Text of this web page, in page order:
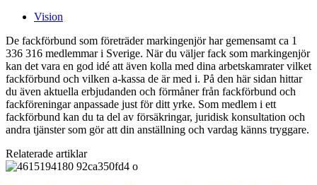
Vision
De fackförbund som företräder markingenjör har gemensamt ca 1
336 316 medlemmar i Sverige. När du väljer fack som markingenjör
kan det vara en god idé att även kolla med dina arbetskamrater vilket
fackförbund och vilken a-kassa de är med i. På den här sidan hittar
du även aktuella erbjudanden och förmåner från fackförbund och
fackföreningar anpassade just för ditt yrke. Som medlem i ett
fackförbund kan du ta del av försäkringar, juridisk konsultation och
andra tjänster som gör att din anställning och vardag känns tryggare.
Relaterade artiklar